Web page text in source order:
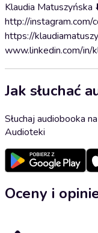
Klaudia Matuszyńska
http://instagram.com/
⁠⁠⁠https://
www.linkedin.com/in/
Jak słuchać
Słuchaj audiobooka
Audioteki
Oceny i